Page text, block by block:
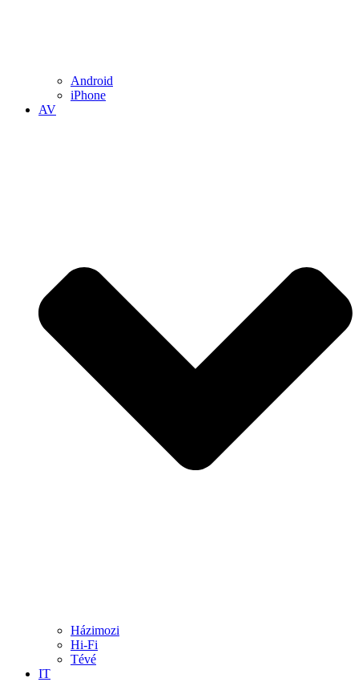
Android
iPhone
AV
Házimozi
Hi-Fi
Tévé
IT